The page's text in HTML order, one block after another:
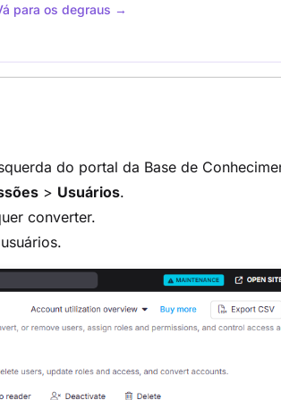
para os degraus →
do portal da Base de
> Usuários.
converter.